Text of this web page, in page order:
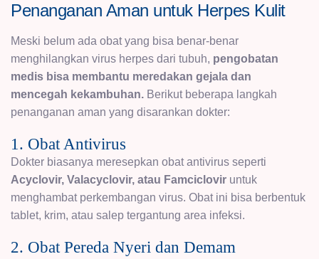
Penanganan Aman untuk Herpes Kulit
Meski belum ada obat yang bisa benar-benar
menghilangkan virus herpes dari tubuh, pengobatan
medis bisa membantu meredakan gejala dan
mencegah kekambuhan. Berikut beberapa langkah
penanganan aman yang disarankan dokter:
1. Obat Antivirus
Dokter biasanya meresepkan obat antivirus seperti
Acyclovir, Valacyclovir, atau Famciclovir untuk
menghambat perkembangan virus. Obat ini bisa berbentuk
tablet, krim, atau salep tergantung area infeksi.
2. Obat Pereda Nyeri dan Demam